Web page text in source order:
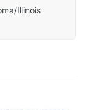
Illinois